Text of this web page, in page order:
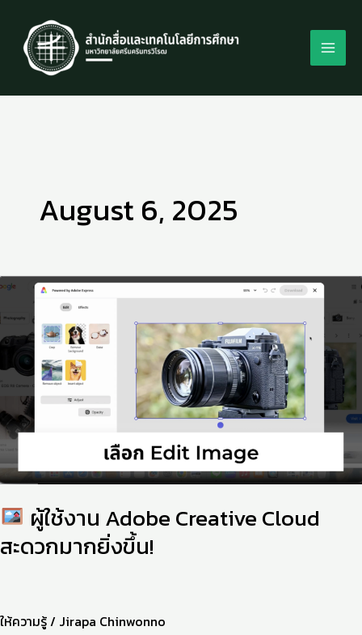
content
August 6, 2025
ผู้ใช้งาน Adobe Creative Cloud
สะดวกมากยิ่งขึ้น!
ให้ความรู้/ Jirapa Chinwonno
ใช้
งาน
Adobe
Creative
Cloud
สะดวก
ยิ่ง
ขึ้น!